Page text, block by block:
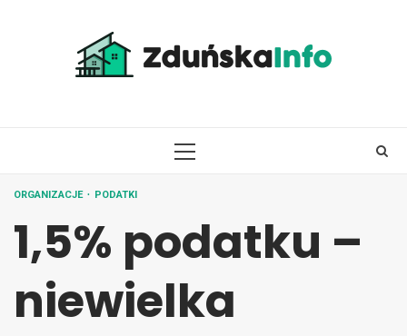
PRIMARY
ORGANIZACJE PODATKI
1,5% podatku –
niewielka